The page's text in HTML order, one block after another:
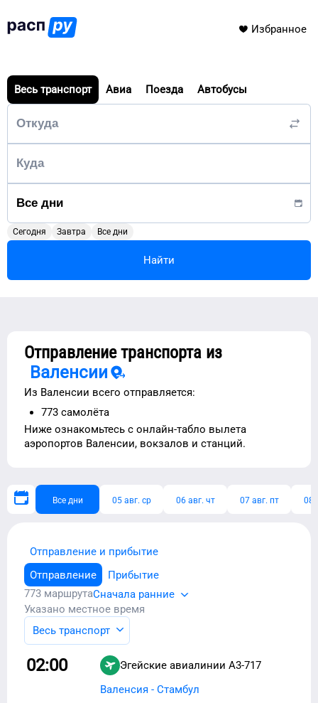
Избранное
Весь транспорт Авиа Поезда Автобусы
Сегодня Завтра Все дни
Найти
Отправление транспорта из
Валенсии
Из Валенсии всего отправляется:
773 самолёта
Ниже ознакомьтесь с онлайн-табло вылета
аэропортов Валенсии, вокзалов и станций.
Все дни 05 авг. ср 06 авг. чт 07 авг. пт 08
Отправление и прибытие
Отправление
Прибытие
773 маршрутаСначала ранние
Указано местное время
Весь транспорт
02:00 Эгейские авиалинии A3-717
Валенсия - Стамбул